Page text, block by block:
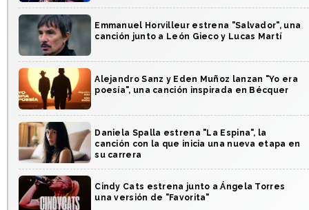
Emmanuel Horvilleur estrena "Salvador", una
canción junto a León Gieco y Lucas Martí
Alejandro Sanz y Eden Muñoz lanzan "Yo era
poesía", una canción inspirada en Bécquer
Daniela Spalla estrena "La Espina", la
canción con la que inicia una nueva etapa en
su carrera
Cindy Cats estrena junto a Ángela Torres
una versión de "Favorita"